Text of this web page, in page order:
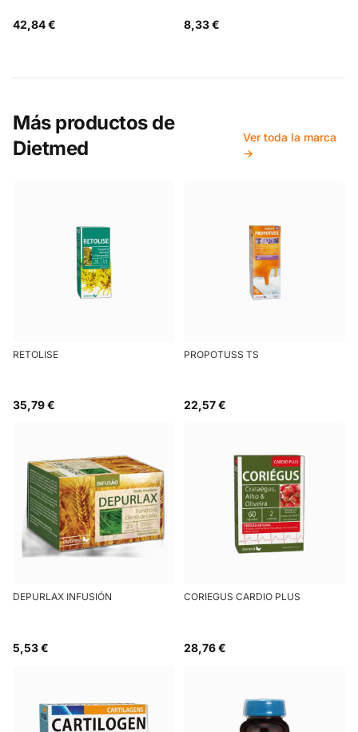
42,84 € 8,33 €
Más productos de
Dietmed
Ver toda la marca
→
RETOLISE
35,79 €
PROPOTUSS TS
22,57 €
DEPURLAX INFUSIÓN
5,53 €
CORIEGUS CARDIO PLUS
28,76 €